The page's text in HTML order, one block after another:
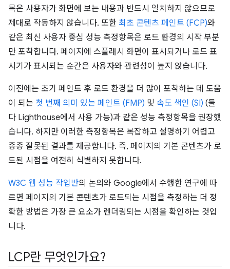
목은 사용자가 화면에 보는 내용과 반드시 일치하지 않으므로
제대로 작동하지 않습니다. 또한 최초 콘텐츠 페인트 (FCP)와
같은 최신 사용자 중심 성능 측정항목은 로드 환경의 시작 부분
만 포착합니다. 페이지에 스플래시 화면이 표시되거나 로드 표
시기가 표시되는 순간은 사용자와 관련성이 높지 않습니다.
이전에는 초기 페인트 후 로드 환경을 더 많이 포착하는 데 도움
이 되는 첫 번째 의미 있는 페인트 (FMP) 및 속도 색인 (SI) (둘
다 Lighthouse에서 사용 가능)과 같은 성능 측정항목을 권장했
습니다. 하지만 이러한 측정항목은 복잡하고 설명하기 어렵고
종종 잘못된 결과를 제공합니다. 즉, 페이지의 기본 콘텐츠가 로
드된 시점을 여전히 식별하지 못합니다.
W3C 웹 성능 작업반의 논의와 Google에서 수행한 연구에 따
르면 페이지의 기본 콘텐츠가 로드되는 시점을 측정하는 더 정
확한 방법은 가장 큰 요소가 렌더링되는 시점을 확인하는 것입
니다.
LCP란 무엇인가요?